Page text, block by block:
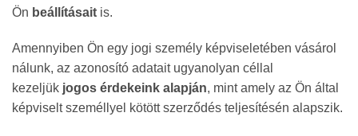
Ön beállításait is.
Amennyiben Ön egy jogi személy képviseletében vásárol
nálunk, az azonosító adatait ugyanolyan céllal
kezeljük jogos érdekeink alapján, mint amely az Ön által
képviselt személlyel kötött szerződés teljesítésén alapszik.